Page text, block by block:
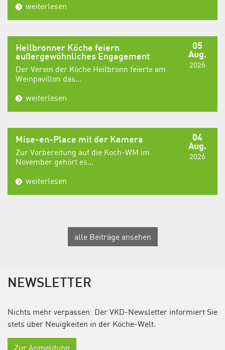
weiterlesen
05
Aug.
2026
Heilbronner Köche feiern
außergewöhnliches Engagement
Der Verein der Köche Heilbronn feierte am
Weinpavillon das...
weiterlesen
04
Aug.
2026
Mise-en-Place mit der Kamera
Zur Vorbereitung auf die Koch-WM im
November gehört es...
weiterlesen
alle Beiträge ansehen
NEWSLETTER
Nichts mehr verpassen: Der VKD-Newsletter informiert Sie
stets über Neuigkeiten in der Köche-Welt.
Zur Anmeldung